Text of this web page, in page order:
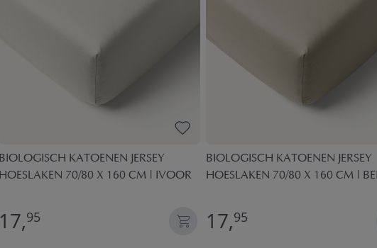
BIOLOGISCH KATOENEN JERSEY
HOESLAKEN 70/80 X 160 CM | IVOOR
17,95
BIOLOGISCH KATOENEN JERSEY
HOESLAKEN 70/80 X 160 CM |
17,95